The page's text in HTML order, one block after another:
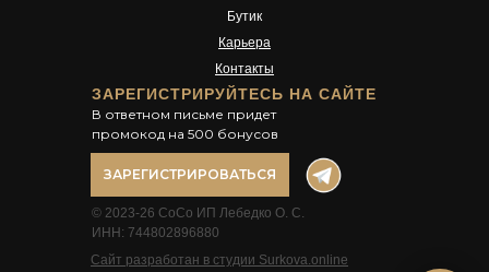
© 2023-26 CoCo ИП Лебедко О. С.
ИНН: 744802896880
Сайт разработан в студии Surkova.online
ЗАРЕГИСТРИРУЙТЕСЬ НА САЙТЕ
В ответном письме придет
промокод на 500 бонусов
Бутик
Карьера
ЗАРЕГИСТРИРОВАТЬСЯ
Контакты